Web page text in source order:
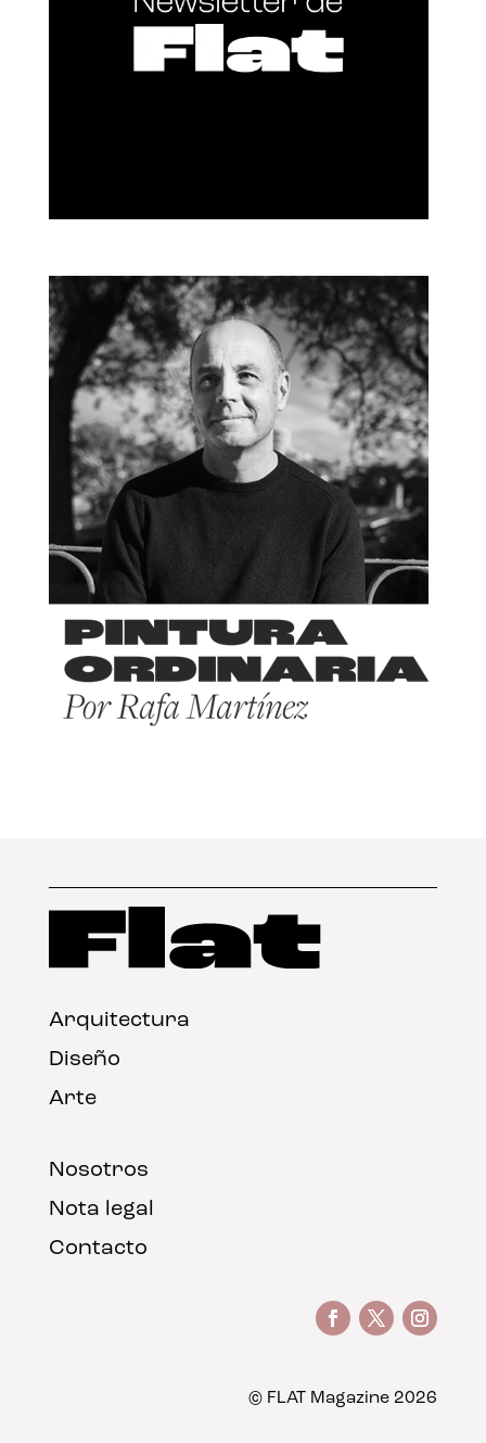
Arquitectura
Diseño
Arte
Nosotros
Nota legal
Contacto
© FLAT Magazine 2026